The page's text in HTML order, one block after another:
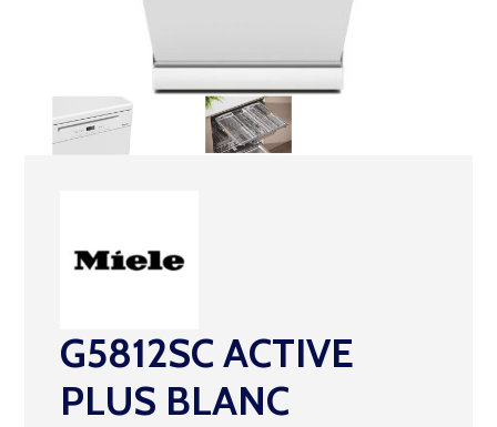
G5812SC ACTIVE
PLUS BLANC